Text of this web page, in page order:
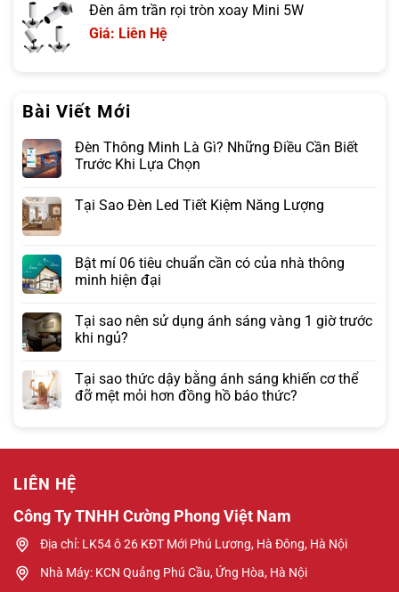
Đèn âm trần rọi tròn xoay Mini 5W
Giá: Liên Hệ
Bài Viết Mới
Đèn Thông Minh Là Gì? Những Điều Cần Biết
Trước Khi Lựa Chọn
Tại Sao Đèn Led Tiết Kiệm Năng Lượng
Bật mí 06 tiêu chuẩn cần có của nhà thông
minh hiện đại
Tại sao nên sử dụng ánh sáng vàng 1 giờ trước
khi ngủ?
Tại sao thức dậy bằng ánh sáng khiến cơ thể
đỡ mệt mỏi hơn đồng hồ báo thức?
LIÊN HỆ
Công Ty TNHH Cường Phong Việt Nam
Địa chỉ: LK54 ô 26 KĐT Mới Phú Lương, Hà Đông, Hà Nội
Nhà Máy: KCN Quảng Phú Cầu, Ứng Hòa, Hà Nội